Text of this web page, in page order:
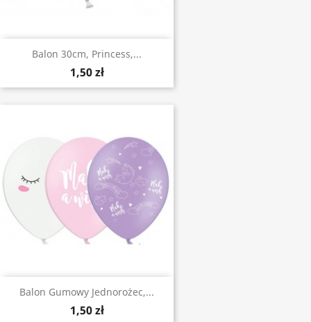
Balon 30cm, Princess,...
1,50 zł
Balon Gumowy Jednorożec,...
1,50 zł